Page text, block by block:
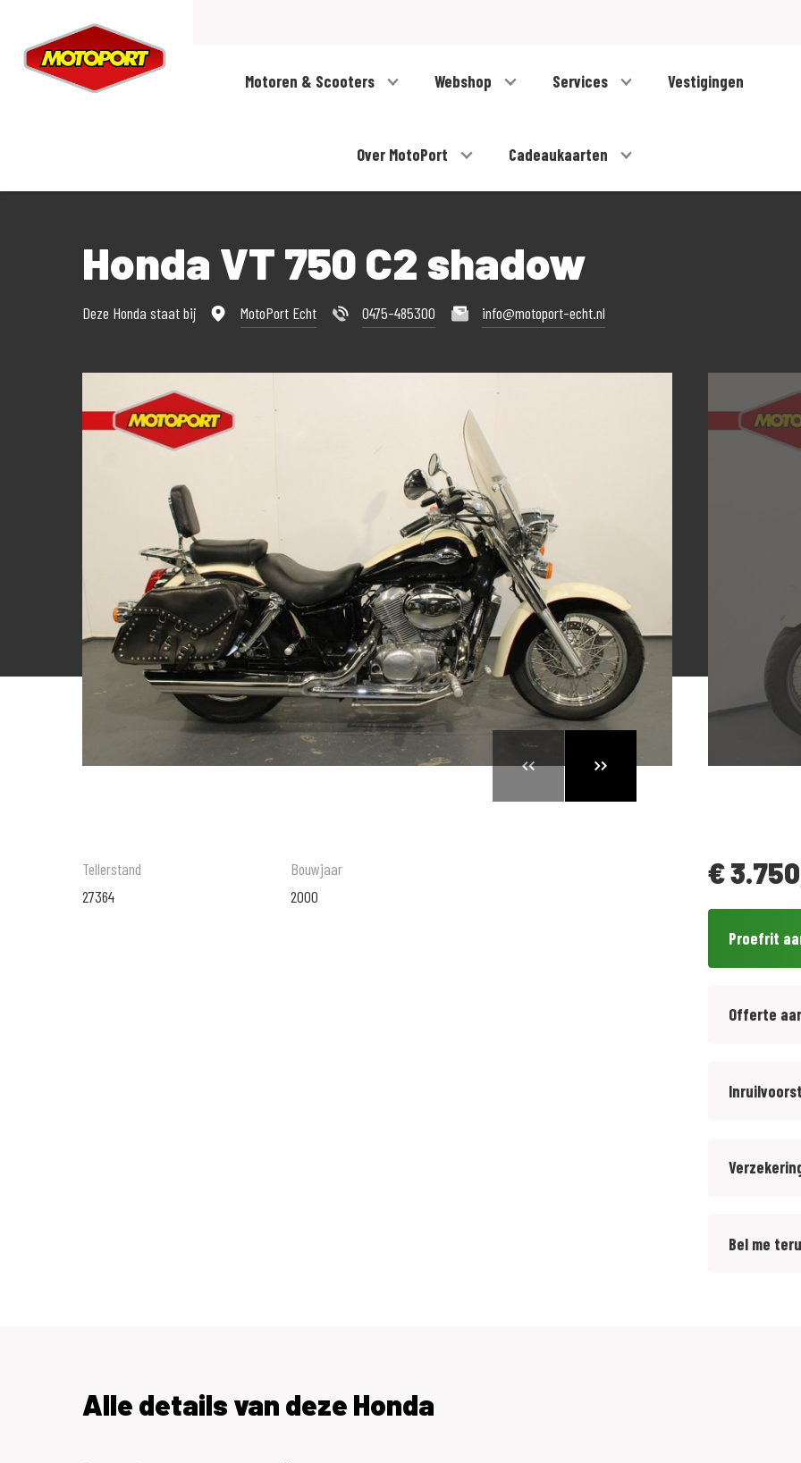
Motoren & Scooters Webshop Services Vestigingen
Over MotoPort Cadeaukaarten
Honda VT 750 C2 shadow
Deze Honda staat bij MotoPort Echt 0475-485300 info@motoport-echt.nl
Tellerstand
27364
Bouwjaar
2000
€
Proefrit
Offerte
Bel me
Alle details van deze Honda